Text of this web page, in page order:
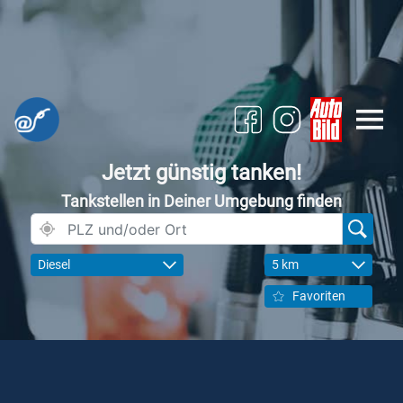
Jetzt günstig tanken!
Tankstellen in Deiner Umgebung finden
Diesel 5 km
Favoriten